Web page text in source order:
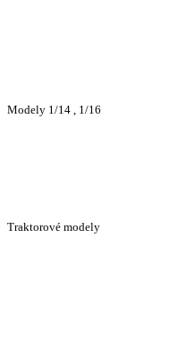
Modely 1/14 , 1/16
Traktorové modely